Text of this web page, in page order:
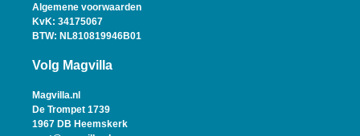
Algemene voorwaarden
KvK: 34175067
BTW: NL810819946B01
Volg Magvilla
Magvilla.nl
De Trompet 1739
1967 DB Heemskerk